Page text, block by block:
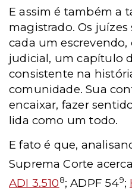
E assim é também a
magistrado. Os
cada um escrevendo,
judicial, um capítulo
consistente na
comunidade. Sua
encaixar, fazer
lida como um todo.
E fato é que,
Suprema Corte
ADI 3.5108; ADPF 549;